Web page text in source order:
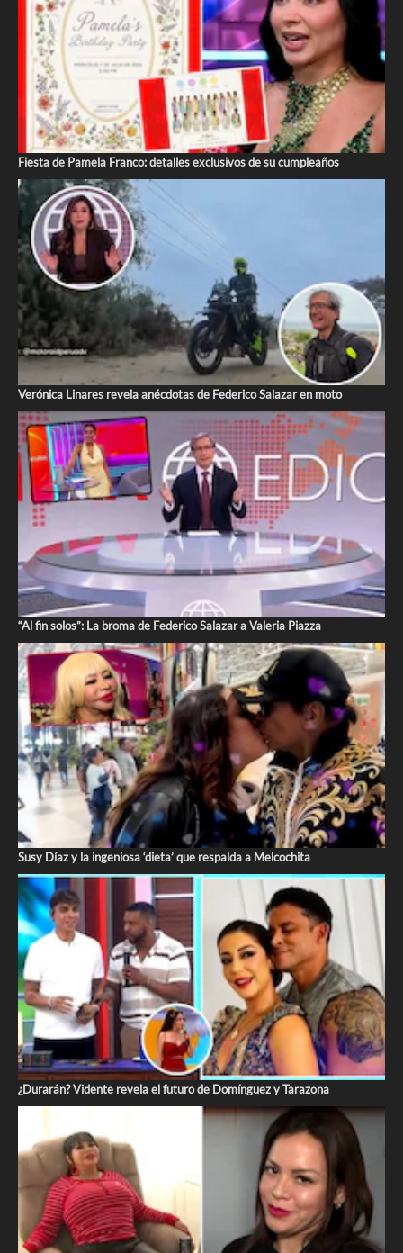
Fiesta de Pamela Franco: detalles exclusivos de su cumpleaños
Verónica Linares revela anécdotas de Federico Salazar en moto
“Al fin solos”: La broma de Federico Salazar a Valeria Piazza
Susy Díaz y la ingeniosa ‘dieta’ que respalda a Melcochita
¿Durarán? Vidente revela el futuro de Domínguez y Tarazona